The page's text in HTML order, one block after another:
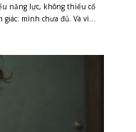
năng lực, không thiếu cố
mình chưa đủ. Và vì...